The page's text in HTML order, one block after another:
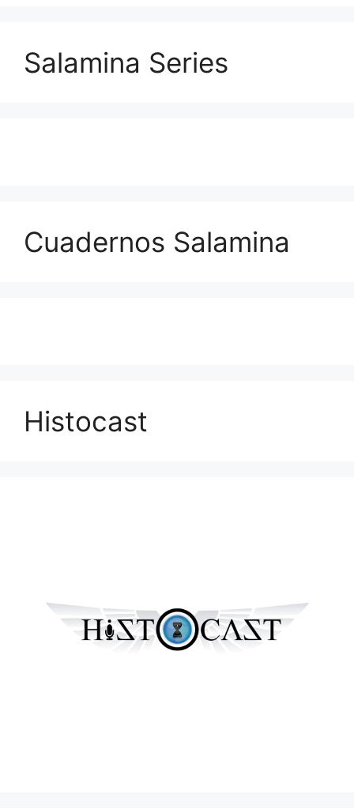
Salamina Series
Cuadernos Salamina
Histocast